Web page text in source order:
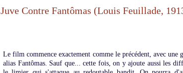
Juve Contre Fantômas (Louis Feuillade,
Le film commence exactement comme le précédent, avec une
alias Fantômas. Sauf que... cette fois, on y ajoute aussi les